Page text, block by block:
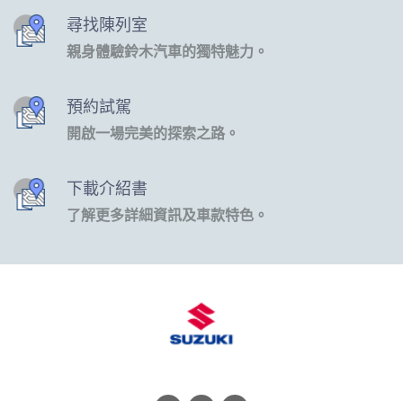
尋找陳列室
親身體驗鈴木汽車的獨特魅力。
預約試駕
開啟一場完美的探索之路。
下載介紹書
了解更多詳細資訊及車款特色。